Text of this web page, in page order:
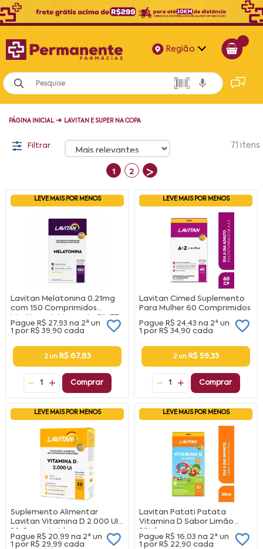
Região
Alagoas
Bahia
PÁGINA INICIAL ➜ LAVITAN E SUPER NA COPA
Filtrar 71 itens
1 2 >
LEVE MAIS POR MENOS
Lavitan Melatonina 0,21mg
com 150 Comprimidos
Mastigaveis Maracuja CIMED
Pague R$ 27,93 na 2ª un
1 por R$ 39,90 cada
2 un R$ 67,83
1 Comprar
LEVE MAIS POR MENOS
Lavitan Cimed Suplemento
Para Mulher 60 Comprimidos
Pague R$ 24,43 na 2ª un
1 por R$ 34,90 cada
2 un R$ 59,33
1 Comprar
LEVE MAIS POR MENOS
Suplemento Alimentar
Lavitan Vitamina D 2.000 UI
30 Comprimidos
Pague R$ 20,99 na 2ª un
1 por R$ 29,99 cada
LEVE MAIS POR MENOS
Lavitan Patati Patata
Vitamina D Sabor Limão
30Ml
Pague R$ 16,03 na 2ª un
1 por R$ 22,90 cada